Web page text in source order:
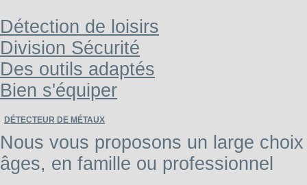
Détection de loisirs
Division Sécurité
Des outils adaptés
Bien s'équiper
DÉTECTEUR DE MÉTAUX
Nous vous proposons un large
âges, en famille ou professionnel